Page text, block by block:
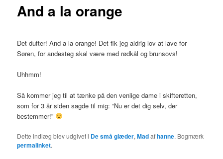
And a la orange
Det dufter! And a la orange! Det fik jeg aldrig lov at lave for
Søren, for andesteg skal være med rødkål og brunsovs!
Uhhmm!
Så kommer jeg til at tænke på den venlige dame i skifteretten,
som for 3 år siden sagde til mig: “Nu er det dig selv, der
bestemmer!”
Dette indlæg blev udgivet i De små glæder,Madafhanne. Bogmærk
permalinket.